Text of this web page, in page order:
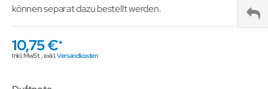
können separat dazu bestellt werden.
10,75 €
Inkl. MwSt.,exkl.Versandkosten